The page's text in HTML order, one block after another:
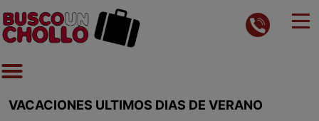
VACACIONES ULTIMOS DIAS DE VERANO